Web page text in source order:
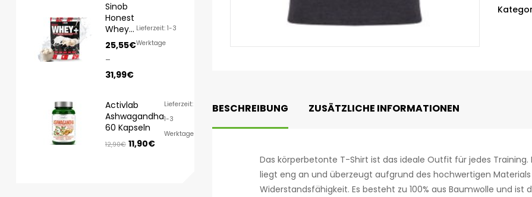
BESCHREIBUNG ZUSÄTZLICHE INFORMATIONEN
Das körperbetonte T-Shirt ist das ideale Outfit für jedes
liegt eng an und überzeugt aufgrund des hochwertigen
Widerstandsfähigkeit. Es besteht zu 100% aus Baumwolle und
Sinob
Honest
Whey
1000g/
820g
25,55€
–
31,99€
Lieferzeit: 1-3
Werktage
Activlab
Ashwagandha
60 Kapseln
12,90€ 11,90€
Lieferzeit:
1-3
Werktage